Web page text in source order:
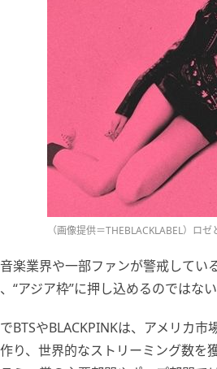
（画像提供＝THEBLACKLABEL）ロ
楽業界や一部ファンが警戒してい
“アジア枠”に押し込めるのではな
BTSやBLACKPINKは、アメリカ
り、世界的なストリーミング数を